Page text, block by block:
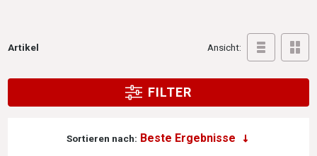
Artikel Ansicht:
FILTER
Sortieren nach: